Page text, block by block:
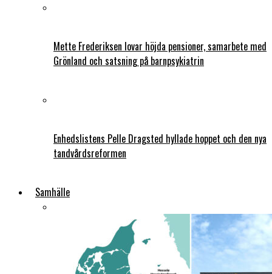
Mette Frederiksen lovar höjda pensioner, samarbete med
Grönland och satsning på barnpsykiatrin
Enhedslistens Pelle Dragsted hyllade hoppet och den nya
tandvårdsreformen
Samhälle